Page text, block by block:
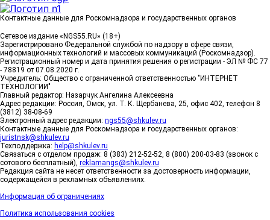
Контактные данные для Роскомнадзора и государственных органов
Сетевое издание «NGS55.RU» (18+)
Зарегистрировано Федеральной службой по надзору в сфере связи,
информационных технологий и массовых коммуникаций (Роскомнадзор).
Регистрационный номер и дата принятия решения о регистрации - ЭЛ № ФС 77
- 78819 от 07.08.2020 г.
Учредитель: Общество с ограниченной ответственностью "ИНТЕРНЕТ
ТЕХНОЛОГИИ"
Главный редактор: Назарчук Ангелина Алексеевна
Адрес редакции: Россия, Омск, ул. Т. К. Щербанева, 25, офис 402, телефон 8
(3812) 38-08-69
Электронный адрес редакции: ngs55@shkulev.ru
Контактные данные для Роскомнадзора и государственных органов:
juristnsk@shkulev.ru
Техподдержка: help@shkulev.ru
Связаться с отделом продаж: 8 (383) 212-52-52, 8 (800) 200-03-83 (звонок с
сотового бесплатный), reklamangs@shkulev.ru
Редакция сайта не несет ответственности за достоверность информации,
содержащейся в рекламных объявлениях.
Информация об ограничениях
Политика использования cookies